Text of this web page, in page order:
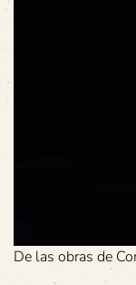
De las obras de